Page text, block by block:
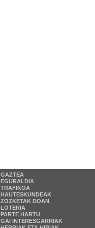
GAZTEA
EGURALDIA
TRAFIKOA
HAUTESKUNDEAK
ZOZKETAK DOAN
LOTERIA
PARTE HARTU
GAI INTERESGARRIAK